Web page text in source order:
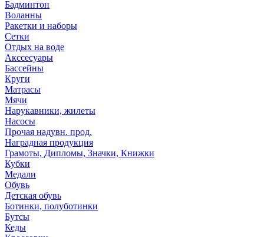
Бадминтон
Воланны
Ракетки и наборы
Сетки
Отдых на воде
Акссесуары
Бассейны
Круги
Матрасы
Мячи
Нарукавники, жилеты
Насосы
Прочая надувн. прод.
Наградная продукция
Грамоты, Дипломы, Значки, Книжки
Кубки
Медали
Обувь
Детская обувь
Ботинки, полуботинки
Бутсы
Кеды